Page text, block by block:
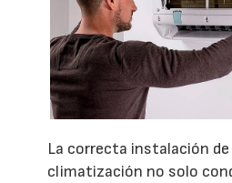
La correcta instalación de
climatización no solo